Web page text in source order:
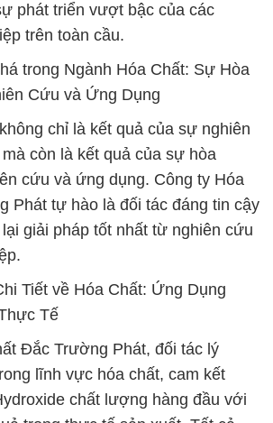
phát triển vượt bậc của các
trên toàn cầu.
trong Ngành Hóa Chất: Sự Hòa
Cứu và Ứng Dụng
chỉ là kết quả của sự nghiên
còn là kết quả của sự hòa
cứu và ứng dụng. Công ty Hóa
Phát tự hào là đối tác đáng tin cậy
giải pháp tốt nhất từ nghiên cứu
Tiết về Hóa Chất: Ứng Dụng
Tế
Đắc Trường Phát, đối tác lý
lĩnh vực hóa chất, cam kết
chất lượng hàng đầu với